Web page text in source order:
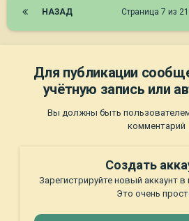
НАЗАД Страница 7 из 21
Для публикации
учётную запись или
Вы должны быть
комментарий
Создать
Зарегистрируйте новый аккаунт
Это очень